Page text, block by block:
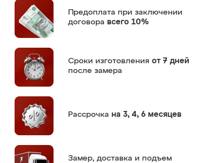
Предоплата при заключении
договора всего 10%
Сроки изготовления от 7 дней
после замера
Рассрочка на 3, 4, 6 месяцев
Замер, доставка и подъем